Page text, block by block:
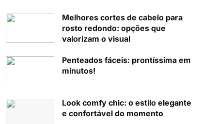
Melhores cortes de cabelo para
rosto redondo: opções que
valorizam o visual
Penteados fáceis: prontíssima em
minutos!
Look comfy chic: o estilo elegante
e confortável do momento